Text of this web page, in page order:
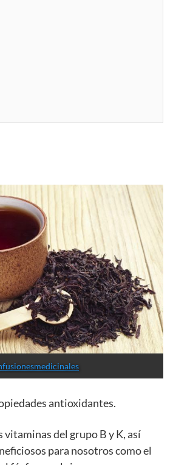
antioxidantes.
vitaminas del grupo B y K, así
para nosotros como el